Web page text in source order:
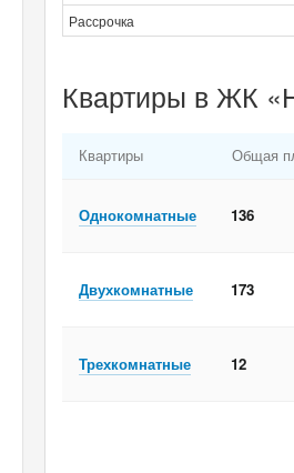
Рассрочка
Квартиры в ЖК
Квартиры Общая
Однокомнатные 136
Двухкомнатные 173
Трехкомнатные 12